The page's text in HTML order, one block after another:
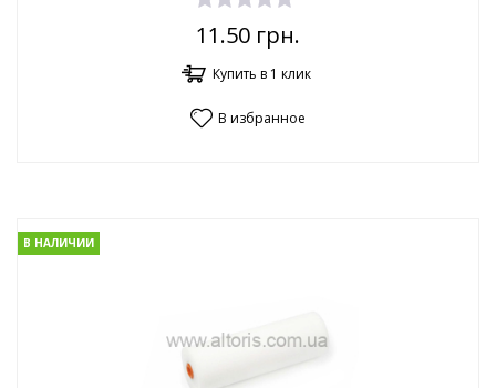
11.50 грн.
Купить в 1 клик
В избранное
В НАЛИЧИИ